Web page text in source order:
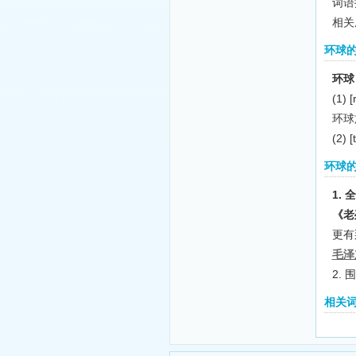
相
环球
环球
(1)
环
(2)
环球
1.
《
更
毛
2.
相关